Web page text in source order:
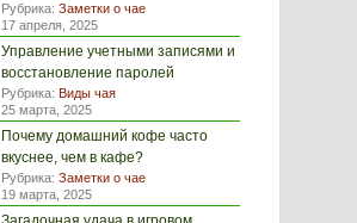
Рубрика: Заметки о чае
17 апреля, 2025
Управление учетными записями и
восстановление паролей
Рубрика: Виды чая
25 марта, 2025
Почему домашний кофе часто
вкуснее, чем в кафе?
Рубрика: Заметки о чае
19 марта, 2025